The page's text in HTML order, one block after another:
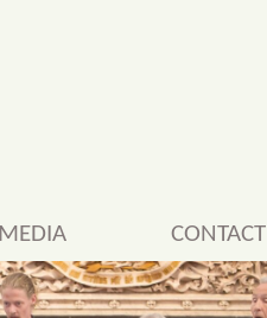
MEDIA CONTACT